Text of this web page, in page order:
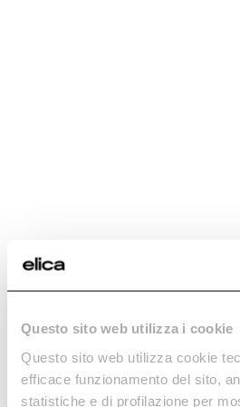
Questo sito web utilizza i cookie
Questo sito web utilizza cookie
efficace funzionamento del sito,
statistiche e di profilazione per